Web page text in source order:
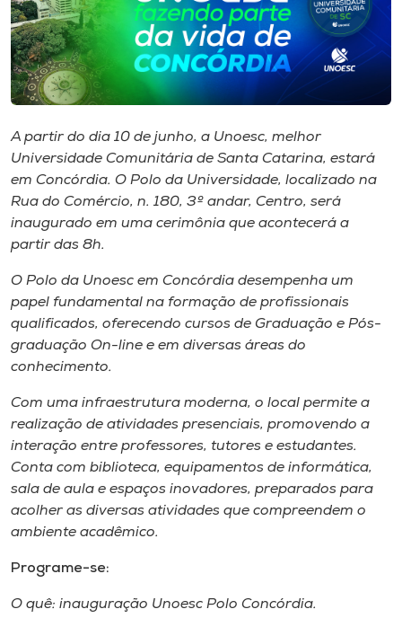
Diplomados
Cultura
Biblioteca
Editora
Rádio
Museu
Store
Selecione
o idioma
A-
A partir do dia 10 de junho, a Unoesc, melhor
Universidade Comunitária de Santa Catarina, estará
em Concórdia. O Polo da Universidade, localizado na
Rua do Comércio, n. 180, 3º andar, Centro, será
inaugurado em uma cerimônia que acontecerá a
partir das 8h.
O Polo da Unoesc em Concórdia desempenha um
papel fundamental na formação de profissionais
qualificados, oferecendo cursos de Graduação e Pós-
graduação On-line e em diversas áreas do
conhecimento.
Com uma infraestrutura moderna, o local permite a
realização de atividades presenciais, promovendo a
interação entre professores, tutores e estudantes.
Conta com biblioteca, equipamentos de informática,
sala de aula e espaços inovadores, preparados para
acolher as diversas atividades que compreendem o
ambiente acadêmico.
Programe-se:
O quê: inauguração Unoesc Polo Concórdia.